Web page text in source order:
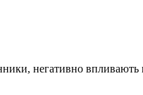
негативно